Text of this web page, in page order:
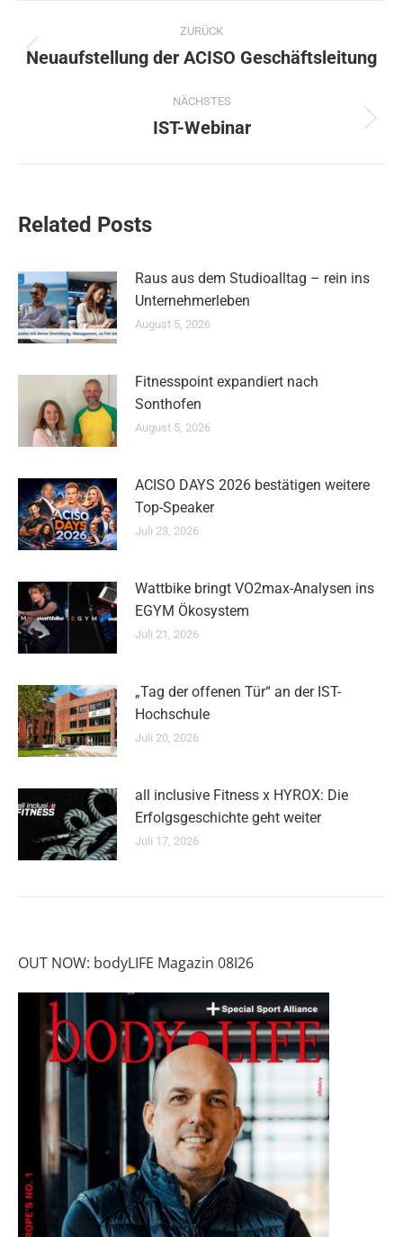
Kommentarnavigation
ZURÜCK
Vorheriger
Neuaufstellung der ACISO Geschäftsleitung
NÄCHSTES
Nächster
IST-Webinar
Related Posts
Raus aus dem Studioalltag – rein ins
Unternehmerleben
August 5, 2026
Fitnesspoint expandiert nach
Sonthofen
August 5, 2026
ACISO DAYS 2026 bestätigen weitere
Top-Speaker
Juli 23, 2026
Wattbike bringt VO2max-Analysen ins
EGYM Ökosystem
Juli 21, 2026
„Tag der offenen Tür“ an der IST-
Hochschule
Juli 20, 2026
all inclusive Fitness x HYROX: Die
Erfolgsgeschichte geht weiter
Juli 17, 2026
OUT NOW: bodyLIFE Magazin 08I26